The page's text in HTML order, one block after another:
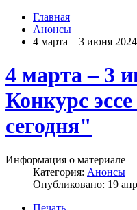
Главная
Анонсы
4 марта – 3 июня
4 марта – 3
Конкурс
сегодня"
Информация о материале
Категория: Анонсы
Опубликовано: 19
Печать